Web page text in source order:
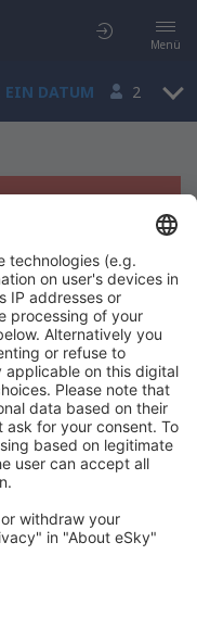
Menü
EIN DATUM 2
keine
Suchkriterien.